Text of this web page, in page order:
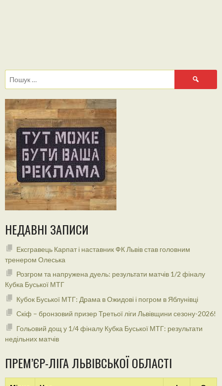
Пошук:
НЕДАВНІ ЗАПИСИ
Ексгравець Карпат і наставник ФК Львів став головним
тренером Олеська
Розгром та напружена дуель: результати матчів 1/2 фіналу
Кубка Буської МТГ
Кубок Буської МТГ: Драма в Ожидові і погром в Яблунівці
Скіф – бронзовий призер Третьої ліги Львівщини сезону-2026!
Гольовий дощ у 1/4 фіналу Кубка Буської МТГ: результати
недільних матчів
ПРЕМ’ЄР-ЛІГА ЛЬВІВСЬКОЇ ОБЛАСТІ